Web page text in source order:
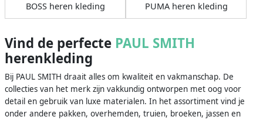
BOSS heren kleding PUMA heren kleding
Vind de perfecte PAUL SMITH
herenkleding
Bij PAUL SMITH draait alles om kwaliteit en vakmanschap. De
collecties van het merk zijn vakkundig ontworpen met oog voor
detail en gebruik van luxe materialen. In het assortiment vind je
onder andere pakken, overhemden, truien, broeken, jassen en